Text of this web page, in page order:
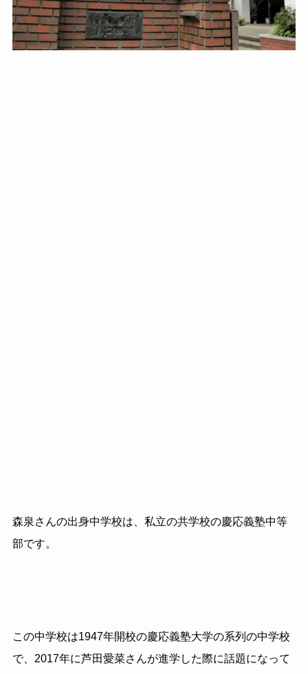
森泉さんの出身中学校は、私立の共学校の慶応義塾中等
部です。
この中学校は1947年開校の慶応義塾大学の系列の中学校
で、2017年に芦田愛菜さんが進学した際に話題になって